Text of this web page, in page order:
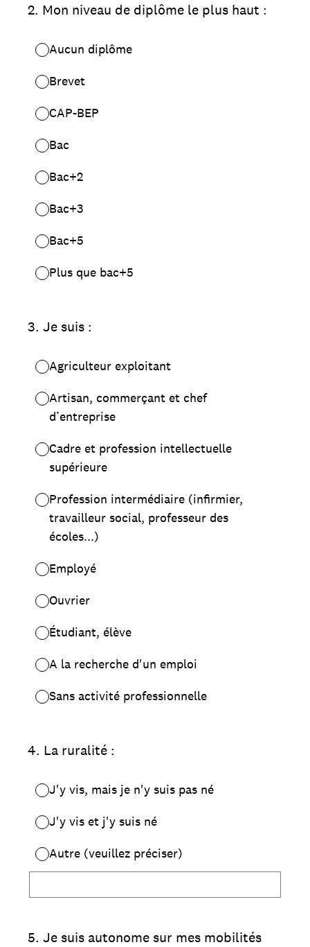
2. Mon niveau de diplôme le plus haut :
Aucun diplôme
Brevet
CAP-BEP
Bac
Bac+2
Bac+3
Bac+5
Plus que bac+5
3. Je suis :
Agriculteur exploitant
Artisan, commerçant et chef
d’entreprise
Cadre et profession intellectuelle
supérieure
Profession intermédiaire (infirmier,
travailleur social, professeur des
écoles...)
Employé
Ouvrier
Étudiant, élève
A la recherche d'un emploi
Sans activité professionnelle
4. La ruralité :
J'y vis, mais je n'y suis pas né
J'y vis et j'y suis né
Autre (veuillez préciser)
5. Je suis autonome sur mes mobilités